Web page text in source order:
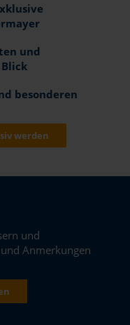
und
besonderen
werden
und
Anmerkungen